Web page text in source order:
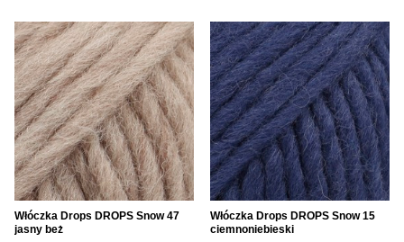
Włóczka Drops DROPS Snow 47
jasny beż
Włóczka Drops DROPS Snow 15
ciemnoniebieski